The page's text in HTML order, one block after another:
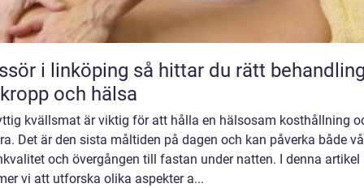
så hittar du rätt behandling
och hälsa
kvällsmat är viktig för att hålla en hälsosam kosthållning
Det är den sista måltiden på dagen och kan påverka både
och övergången till fastan under natten. I denna artikel
vi att utforska olika aspekter a...